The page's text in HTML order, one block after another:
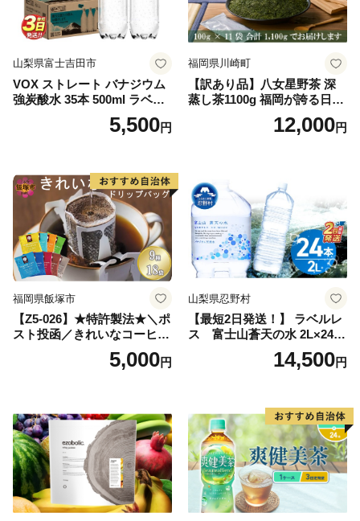
山梨県富士吉田市
VOX ストレート バナジウム
強炭酸水 35本 500ml ラベル
レス【富士吉田市限定カート
5,500円
福岡県川崎町
【訳あり品】八女星野茶 深
蒸し茶1100g 福岡が誇る日本
茶_ 訳アリ 常温 お茶 茶袋 常
備品 おちゃ ocha 茶葉 緑茶
小分け お土産 お取り寄せ グ
ルメ 福岡 九州 福岡県 国産
日本 ふかむし茶 ふかむし 家
庭用 自宅用 ちゃ りょくちゃ
ふかむしちゃ 急須 甘み 川崎
町 送料無料
12,000円
福岡県飯塚市
【Z5-026】★特許製法★＼ポ
スト投函／きれいなコーヒー
ドリップバッグ9種セット(18
袋)ゆうパケットでお届け！
5,000円
山梨県忍野村
【最短2日発送！】 ラベルレ
ス 富士山蒼天の水 2L×24本
（4ケース）※離島不可 天然
水 ミネラルウォーター 水 ペ
産 シリカ ミネラル 美容 備蓄
防災 長期保存 富士山 山梨県
忍野村
14,500円